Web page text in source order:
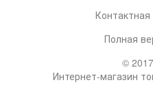
Полная
©
Интернет-магазин